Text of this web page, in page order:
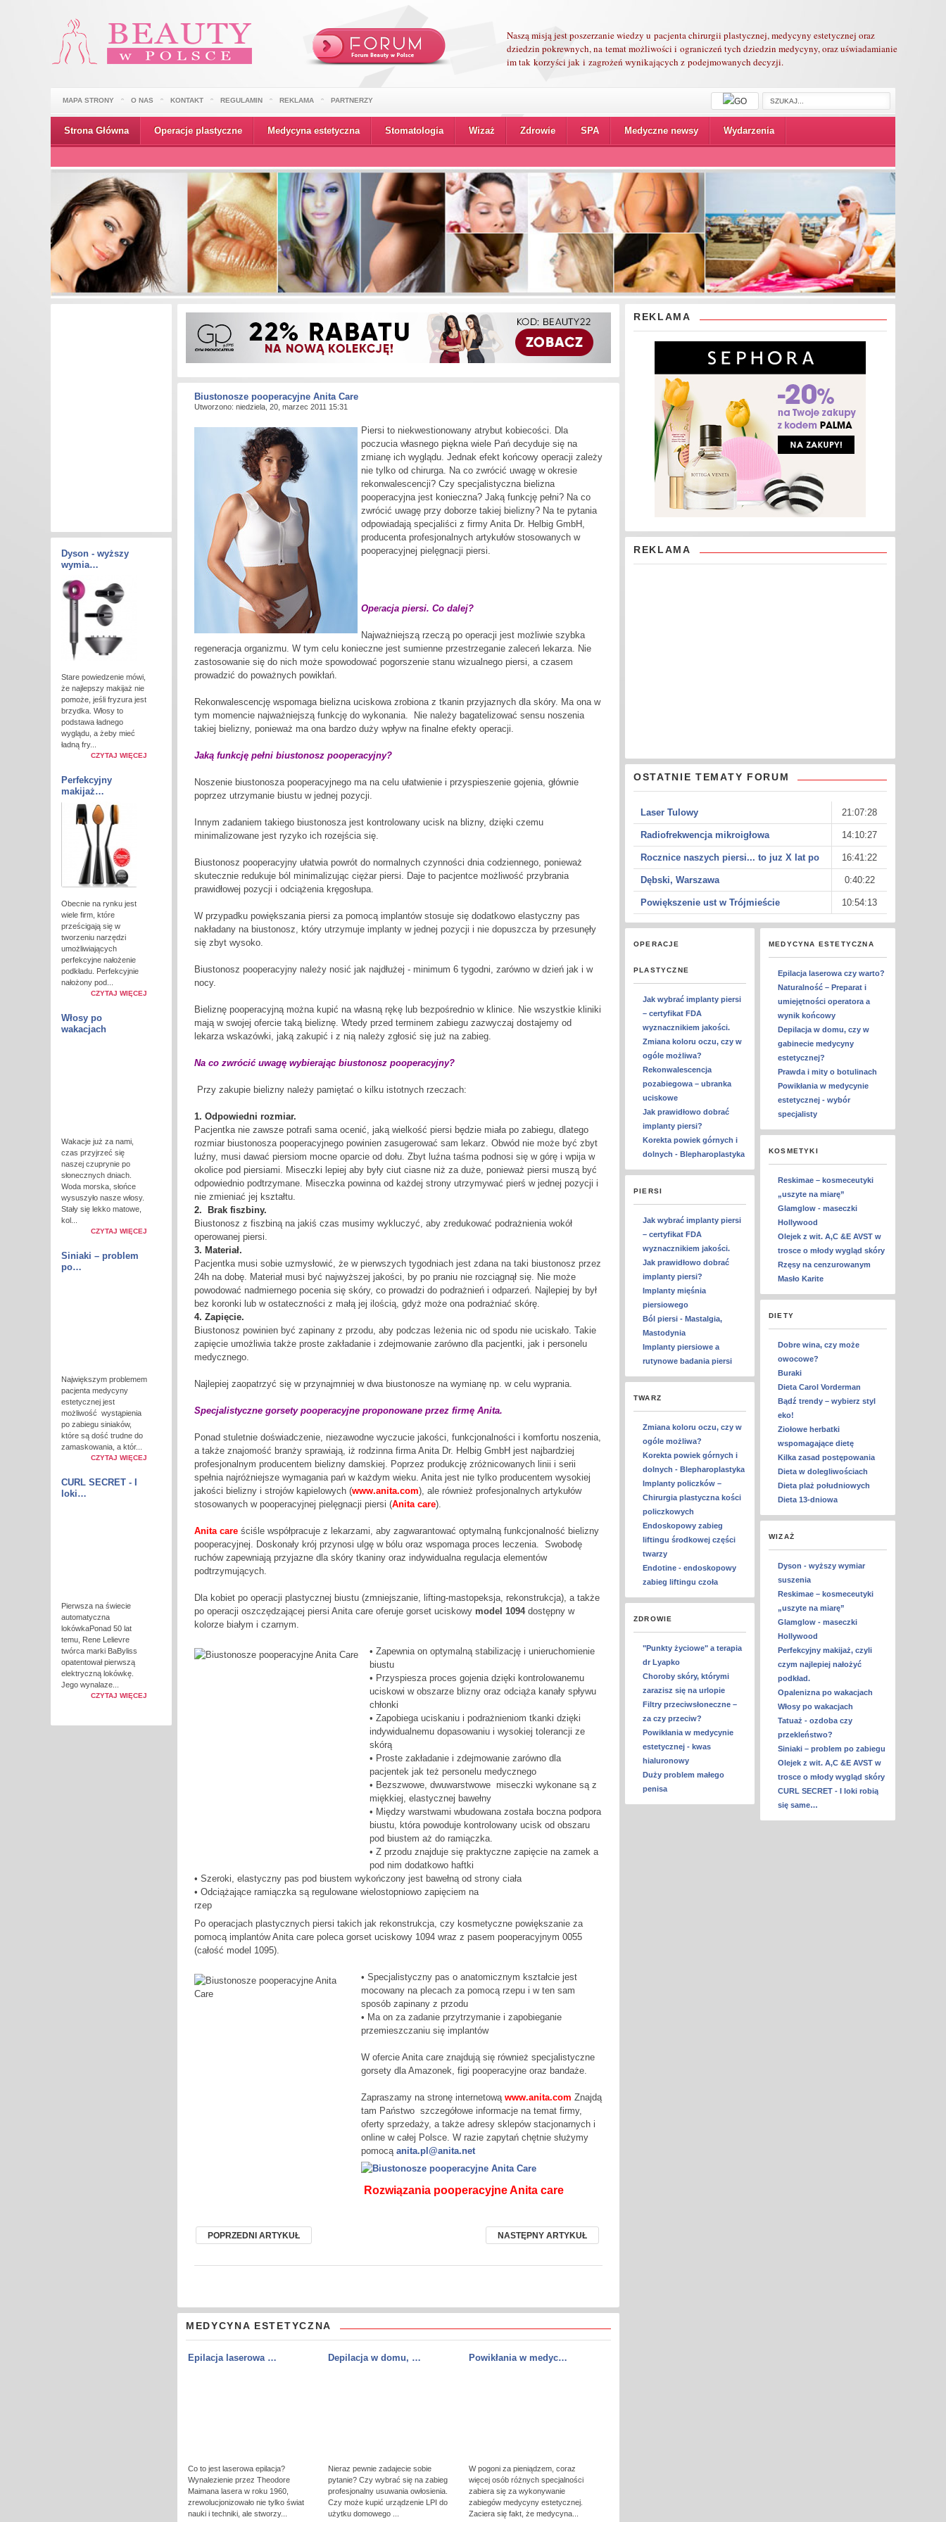
Naszą misją jest poszerzanie wiedzy u pacjenta chirurgii plastycznej, medycyny estetycznej oraz
dziedzin pokrewnych, na temat możliwości i ograniczeń tych dziedzin medycyny, oraz uświadamianie
im tak korzyści jak i zagrożeń wynikających z podejmowanych decyzji.
MAPA STRONY O NAS KONTAKT REGULAMIN REKLAMA PARTNERZY
Strona Główna Operacje plastyczne Medycyna estetyczna Stomatologia Wizaż Zdrowie SPA Medyczne newsy Wydarzenia
Dyson - wyższy
wymia…
Stare powiedzenie mówi,
że najlepszy makijaż nie
pomoże, jeśli fryzura jest
brzydka. Włosy to
podstawa ładnego
wyglądu, a żeby mieć
ładną fry...
CZYTAJ WIĘCEJ
Perfekcyjny
makijaż…
Obecnie na rynku jest
wiele firm, które
prześcigają się w
tworzeniu narzędzi
umożliwiających
perfekcyjne nałożenie
podkładu. Perfekcyjnie
nałożony pod...
CZYTAJ WIĘCEJ
Włosy po
wakacjach
Wakacje już za nami,
czas przyjrzeć się
naszej czuprynie po
słonecznych dniach.
Woda morska, słońce
wysuszyło nasze włosy.
Stały się lekko matowe,
kol...
CZYTAJ WIĘCEJ
Siniaki – problem
po…
Największym problemem
pacjenta medycyny
estetycznej jest
możliwość wystąpienia
po zabiegu siniaków,
które są dość trudne do
zamaskowania, a któr...
CZYTAJ WIĘCEJ
CURL SECRET - I
loki…
Pierwsza na świecie
automatyczna
lokówkaPonad 50 lat
temu, Rene Lelievre
twórca marki BaByliss
opatentował pierwszą
elektryczną lokówkę.
Jego wynalaze...
CZYTAJ WIĘCEJ
Biustonosze pooperacyjne Anita Care
Utworzono: niedziela, 20, marzec 2011 15:31
Piersi to niekwestionowany atrybut kobiecości. Dla
poczucia własnego piękna wiele Pań decyduje się na
zmianę ich wyglądu. Jednak efekt końcowy operacji zależy
nie tylko od chirurga. Na co zwrócić uwagę w okresie
rekonwalescencji? Czy specjalistyczna bielizna
pooperacyjna jest konieczna? Jaką funkcję pełni? Na co
zwrócić uwagę przy doborze takiej bielizny? Na te pytania
odpowiadają specjaliści z firmy Anita Dr. Helbig GmbH,
producenta profesjonalnych artykułów stosowanych w
pooperacyjnej pielęgnacji piersi.
Operacja piersi. Co dalej?
Najważniejszą rzeczą po operacji jest możliwie szybka
regeneracja organizmu. W tym celu konieczne jest sumienne przestrzeganie zaleceń lekarza. Nie
zastosowanie się do nich może spowodować pogorszenie stanu wizualnego piersi, a czasem
prowadzić do poważnych powikłań.
Rekonwalescencję wspomaga bielizna uciskowa zrobiona z tkanin przyjaznych dla skóry. Ma ona w
tym momencie najważniejszą funkcję do wykonania. Nie należy bagatelizować sensu noszenia
takiej bielizny, ponieważ ma ona bardzo duży wpływ na finalne efekty operacji.
Jaką funkcję pełni biustonosz pooperacyjny?
Noszenie biustonosza pooperacyjnego ma na celu ułatwienie i przyspieszenie gojenia, głównie
poprzez utrzymanie biustu w jednej pozycji.
Innym zadaniem takiego biustonosza jest kontrolowany ucisk na blizny, dzięki czemu
minimalizowane jest ryzyko ich rozejścia się.
Biustonosz pooperacyjny ułatwia powrót do normalnych czynności dnia codziennego, ponieważ
skutecznie redukuje ból minimalizując ciężar piersi. Daje to pacjentce możliwość przybrania
prawidłowej pozycji i odciążenia kręgosłupa.
W przypadku powiększania piersi za pomocą implantów stosuje się dodatkowo elastyczny pas
nakładany na biustonosz, który utrzymuje implanty w jednej pozycji i nie dopuszcza by przesunęły
się zbyt wysoko.
Biustonosz pooperacyjny należy nosić jak najdłużej - minimum 6 tygodni, zarówno w dzień jak i w
nocy.
Bieliznę pooperacyjną można kupić na własną rękę lub bezpośrednio w klinice. Nie wszystkie kliniki
mają w swojej ofercie taką bieliznę. Wtedy przed terminem zabiegu zazwyczaj dostajemy od
lekarza wskazówki, jaką zakupić i z nią należy zgłosić się już na zabieg.
Na co zwrócić uwagę wybierając biustonosz pooperacyjny?
Przy zakupie bielizny należy pamiętać o kilku istotnych rzeczach:
1. Odpowiedni rozmiar.
Pacjentka nie zawsze potrafi sama ocenić, jaką wielkość piersi będzie miała po zabiegu, dlatego
rozmiar biustonosza pooperacyjnego powinien zasugerować sam lekarz. Obwód nie może być zbyt
luźny, musi dawać piersiom mocne oparcie od dołu. Zbyt luźna taśma podnosi się w górę i wpija w
okolice pod piersiami. Miseczki lepiej aby były ciut ciasne niż za duże, ponieważ piersi muszą być
odpowiednio podtrzymane. Miseczka powinna od każdej strony utrzymywać pierś w jednej pozycji i
nie zmieniać jej kształtu.
2. Brak fiszbiny.
Biustonosz z fiszbiną na jakiś czas musimy wykluczyć, aby zredukować podrażnienia wokół
operowanej piersi.
3. Materiał.
Pacjentka musi sobie uzmysłowić, że w pierwszych tygodniach jest zdana na taki biustonosz przez
24h na dobę. Materiał musi być najwyższej jakości, by po praniu nie rozciągnął się. Nie może
powodować nadmiernego pocenia się skóry, co prowadzi do podrażnień i odparzeń. Najlepiej by był
bez koronki lub w ostateczności z małą jej ilością, gdyż może ona podrażniać skórę.
4. Zapięcie.
Biustonosz powinien być zapinany z przodu, aby podczas leżenia nic od spodu nie uciskało. Takie
zapięcie umożliwia także proste zakładanie i zdejmowanie zarówno dla pacjentki, jak i personelu
medycznego.
Najlepiej zaopatrzyć się w przynajmniej w dwa biustonosze na wymianę np. w celu wyprania.
Specjalistyczne gorsety pooperacyjne proponowane przez firmę Anita.
Ponad stuletnie doświadczenie, niezawodne wyczucie jakości, funkcjonalności i komfortu noszenia,
a także znajomość branży sprawiają, iż rodzinna firma Anita Dr. Helbig GmbH jest najbardziej
profesjonalnym producentem bielizny damskiej. Poprzez produkcję zróżnicowanych linii i serii
spełnia najróżniejsze wymagania pań w każdym wieku. Anita jest nie tylko producentem wysokiej
jakości bielizny i strojów kąpielowych (www.anita.com), ale również profesjonalnych artykułów
stosowanych w pooperacyjnej pielęgnacji piersi (Anita care).
Anita care ściśle współpracuje z lekarzami, aby zagwarantować optymalną funkcjonalność bielizny
pooperacyjnej. Doskonały krój przynosi ulgę w bólu oraz wspomaga proces leczenia. Swobodę
ruchów zapewniają przyjazne dla skóry tkaniny oraz indywidualna regulacja elementów
podtrzymujących.
Dla kobiet po operacji plastycznej biustu (zmniejszanie, lifting-mastopeksja, rekonstrukcja), a także
po operacji oszczędzającej piersi Anita care oferuje gorset uciskowy model 1094dostępny w
kolorze białym i czarnym.
• Zapewnia on optymalną stabilizację i unieruchomienie
biustu
• Przyspiesza proces gojenia dzięki kontrolowanemu
uciskowi w obszarze blizny oraz odciąża kanały spływu
chłonki
• Zapobiega uciskaniu i podrażnieniom tkanki dzięki
indywidualnemu dopasowaniu i wysokiej tolerancji ze
skórą
• Proste zakładanie i zdejmowanie zarówno dla
pacjentek jak też personelu medycznego
• Bezszwowe, dwuwarstwowe miseczki wykonane są z
miękkiej, elastycznej bawełny
• Między warstwami wbudowana została boczna podpora
biustu, która powoduje kontrolowany ucisk od obszaru
pod biustem aż do ramiączka.
• Z przodu znajduje się praktyczne zapięcie na zamek a
pod nim dodatkowo haftki
• Szeroki, elastyczny pas pod biustem wykończony jest bawełną od strony ciała
• Odciążające ramiączka są regulowane wielostopniowo zapięciem na
rzep
Po operacjach plastycznych piersi takich jak rekonstrukcja, czy kosmetyczne powiększanie za
pomocą implantów Anita care poleca gorset uciskowy 1094 wraz z pasem pooperacyjnym 0055
(całość model 1095).
• Specjalistyczny pas o anatomicznym kształcie jest
mocowany na plecach za pomocą rzepu i w ten sam
sposób zapinany z przodu
• Ma on za zadanie przytrzymanie i zapobieganie
przemieszczaniu się implantów
W ofercie Anita care znajdują się również specjalistyczne
gorsety dla Amazonek, figi pooperacyjne oraz bandaże.
Zapraszamy na stronę internetową www.anita.com Znajdą
tam Państwo szczegółowe informacje na temat firmy,
oferty sprzedaży, a także adresy sklepów stacjonarnych i
online w całej Polsce. W razie zapytań chętnie służymy
pomocą anita.pl@anita.net
Rozwiązania pooperacyjne Anita care
POPRZEDNI ARTYKUŁ NASTĘPNY ARTYKUŁ
MEDYCYNA ESTETYCZNA
Epilacja laserowa …
Co to jest laserowa epilacja?
Wynalezienie przez Theodore
Maimana lasera w roku 1960,
zrewolucjonizowało nie tylko świat
nauki i techniki, ale stworzy...
Depilacja w domu, …
Nieraz pewnie zadajecie sobie
pytanie? Czy wybrać się na zabieg
profesjonalny usuwania owłosienia.
Czy może kupić urządzenie LPI do
użytku domowego ...
Powikłania w medyc…
W pogoni za pieniądzem, coraz
więcej osób różnych specjalności
zabiera się za wykonywanie
zabiegów medycyny estetycznej.
Zaciera się fakt, że medycyna...
REKLAMA
REKLAMA
OSTATNIE TEMATY FORUM
Laser Tulowy 21:07:28
Radiofrekwencja mikroigłowa 14:10:27
Rocznice naszych piersi... to juz X lat po 16:41:22
Dębski, Warszawa 0:40:22
Powiększenie ust w Trójmieście 10:54:13
OPERACJE
PLASTYCZNE
Jak wybrać implanty piersi
– certyfikat FDA
wyznacznikiem jakości.
Zmiana koloru oczu, czy w
ogóle możliwa?
Rekonwalescencja
pozabiegowa – ubranka
uciskowe
Jak prawidłowo dobrać
implanty piersi?
Korekta powiek górnych i
dolnych - Blepharoplastyka
PIERSI
Jak wybrać implanty piersi
– certyfikat FDA
wyznacznikiem jakości.
Jak prawidłowo dobrać
implanty piersi?
Implanty mięśnia
piersiowego
Ból piersi - Mastalgia,
Mastodynia
Implanty piersiowe a
rutynowe badania piersi
TWARZ
Zmiana koloru oczu, czy w
ogóle możliwa?
Korekta powiek górnych i
dolnych - Blepharoplastyka
Implanty policzków –
Chirurgia plastyczna kości
policzkowych
Endoskopowy zabieg
liftingu środkowej części
twarzy
Endotine - endoskopowy
zabieg liftingu czoła
ZDROWIE
"Punkty życiowe" a terapia
dr Lyapko
Choroby skóry, którymi
zarazisz się na urlopie
Filtry przeciwsłoneczne –
za czy przeciw?
Powikłania w medycynie
estetycznej - kwas
hialuronowy
Duży problem małego
penisa
MEDYCYNA ESTETYCZNA
Epilacja laserowa czy warto?
Naturalność – Preparat i
umiejętności operatora a
wynik końcowy
Depilacja w domu, czy w
gabinecie medycyny
estetycznej?
Prawda i mity o botulinach
Powikłania w medycynie
estetycznej - wybór
specjalisty
KOSMETYKI
Reskimae – kosmeceutyki
„uszyte na miarę”
Glamglow - maseczki
Hollywood
Olejek z wit. A,C &E AVST w
trosce o młody wygląd skóry
Rzęsy na cenzurowanym
Masło Karite
DIETY
Dobre wina, czy może
owocowe?
Buraki
Dieta Carol Vorderman
Bądź trendy – wybierz styl
eko!
Ziołowe herbatki
wspomagające dietę
Kilka zasad postępowania
Dieta w dolegliwościach
Dieta plaż południowych
Dieta 13-dniowa
WIZAŻ
Dyson - wyższy wymiar
suszenia
Reskimae – kosmeceutyki
„uszyte na miarę”
Glamglow - maseczki
Hollywood
Perfekcyjny makijaż, czyli
czym najlepiej nałożyć
podkład.
Opalenizna po wakacjach
Włosy po wakacjach
Tatuaż - ozdoba czy
przekleństwo?
Siniaki – problem po zabiegu
Olejek z wit. A,C &E AVST w
trosce o młody wygląd skóry
CURL SECRET - I loki robią
się same…